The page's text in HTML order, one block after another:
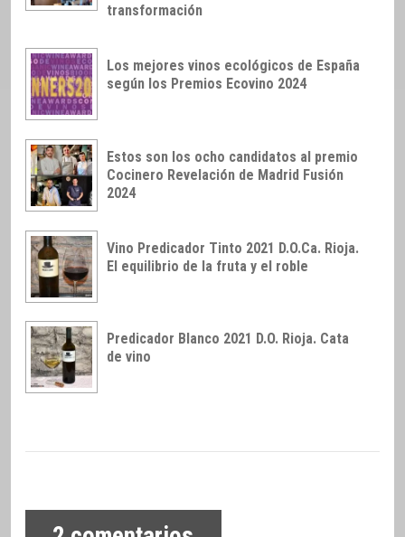
transformación
Los mejores vinos ecológicos de España
según los Premios Ecovino 2024
Estos son los ocho candidatos al premio
Cocinero Revelación de Madrid Fusión
2024
Vino Predicador Tinto 2021 D.O.Ca. Rioja.
El equilibrio de la fruta y el roble
Predicador Blanco 2021 D.O. Rioja. Cata
de vino